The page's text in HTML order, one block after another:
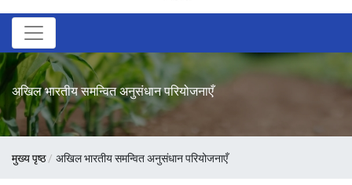
अखिल भारतीय समन्वित अनुसंधान परियोजनाएँ
पग
मुख्य पृष्ठ अखिल भारतीय समन्वित अनुसंधान परियोजनाएँ